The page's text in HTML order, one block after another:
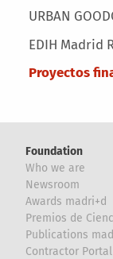
URBAN
EDIH Madrid
Proyectos
Foundation
Who we are
Newsroom
Awards madri+d
Premios de
Publications
Contractor Portal